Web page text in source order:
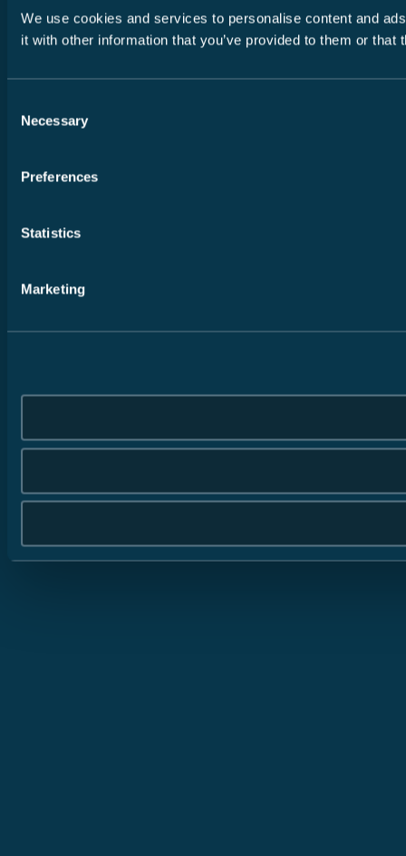
We use cookies and services to personalise content and
it with other information that you’ve provided to them or
Selection
Necessary
Preferences
Statistics
Marketing